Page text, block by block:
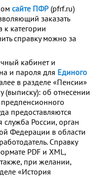
сайте ПФР (pfrf.ru)
заказать
к категории
справку можно за
кабинет и
и пароля для Единого
в разделе «Пенсии»
(выписку): об отнесении
предоставляются
России, орган
Федерации в области
Справку
PDF и XML,
при желании,
«История